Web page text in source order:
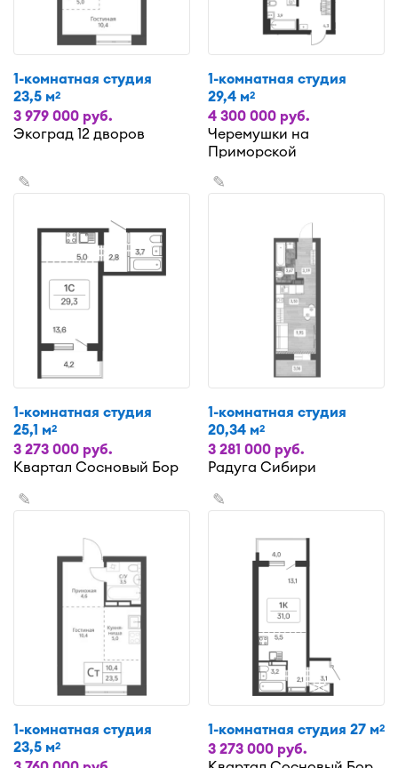
1-комнатная студия
23,5 м2
3 979 000 руб.
Экоград 12 дворов
1-комнатная студия
29,4 м2
4 300 000 руб.
Черемушки на
Приморской
✎
1-комнатная студия
25,1 м2
3 273 000 руб.
Квартал Сосновый Бор
✎
1-комнатная студия
20,34 м2
3 281 000 руб.
Радуга Сибири
✎
1-комнатная студия
23,5 м2
✎
1-комнатная студия 27 м2
3 273 000 руб.